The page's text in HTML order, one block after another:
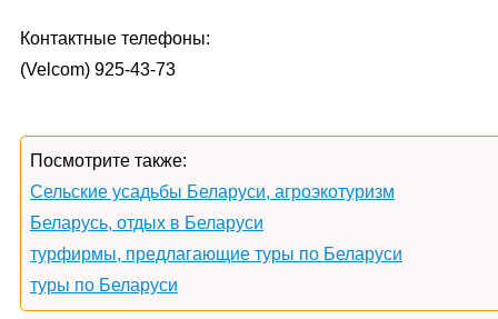
Контактные телефоны:
(Velcom) 925-43-73
Посмотрите также:
Сельские усадьбы Беларуси, агроэкотуризм
Беларусь, отдых в Беларуси
турфирмы, предлагающие туры по Беларуси
туры по Беларуси